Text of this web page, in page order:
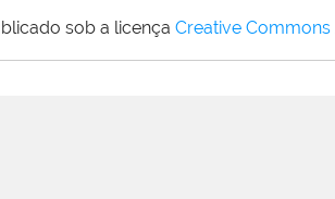
sob a licença Creative